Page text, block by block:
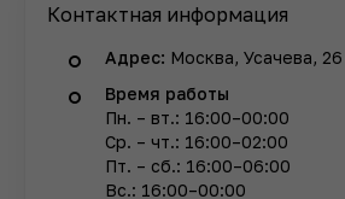
Контактная информация
Адрес: Москва, Усачева, 26
Время работы
Пн. – вт.: 16:00–00:00
Ср. – чт.: 16:00–02:00
Пт. – сб.: 16:00–06:00
Вс.: 16:00–00:00